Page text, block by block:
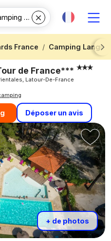
France
Camping
Next
de France***
Latour-De-France
Déposer un avis
+ de photos